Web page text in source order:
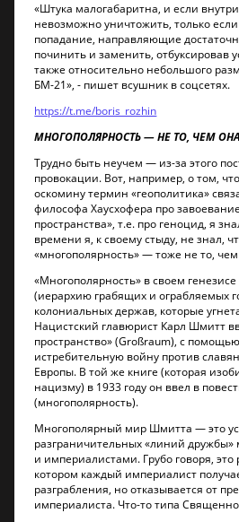
«Штука малогабаритна, и если
невозможно уничтожить, только
попадание, направляющие
починить и заменить, отбуксировав
также относительно небольшого
БМ-21», - пишет всушник в соцсетях.
https://t.me/boris_rozhin
МНОГОПОЛЯРНОСТЬ — НЕ ТО, ЧЕМ
Трудно быть неучем — из-за этого
провокации. Вот, например, о том,
оскомину термин «геополитика»
философа Хаусхофера про
пространства», т.е. про геноцид, я
времени я, к своему стыду, не знал,
«многополярность» — тоже не то,
«Многополярность» в своем
(иерархию грабящих и ограбляемых
колониальных держав, которые
Нацистский главюрист Карл Шмитт
пространство» (Großraum), с
истребительную войну против
Европы. В той же книге (которая
нацизму) в 1933 году он ввел в
(многополярность).
Многополярный мир Шмитта — это
разграничительных «линий
и империалистами. Грубо говоря, это
котором каждый империалист
разграбления, но отказывается от
империалиста. Что-то типа